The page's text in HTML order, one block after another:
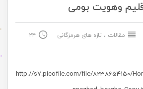
وهویت بومی
مقالات ، تازه های هرمزگانی
۲۴